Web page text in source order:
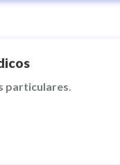
particulares